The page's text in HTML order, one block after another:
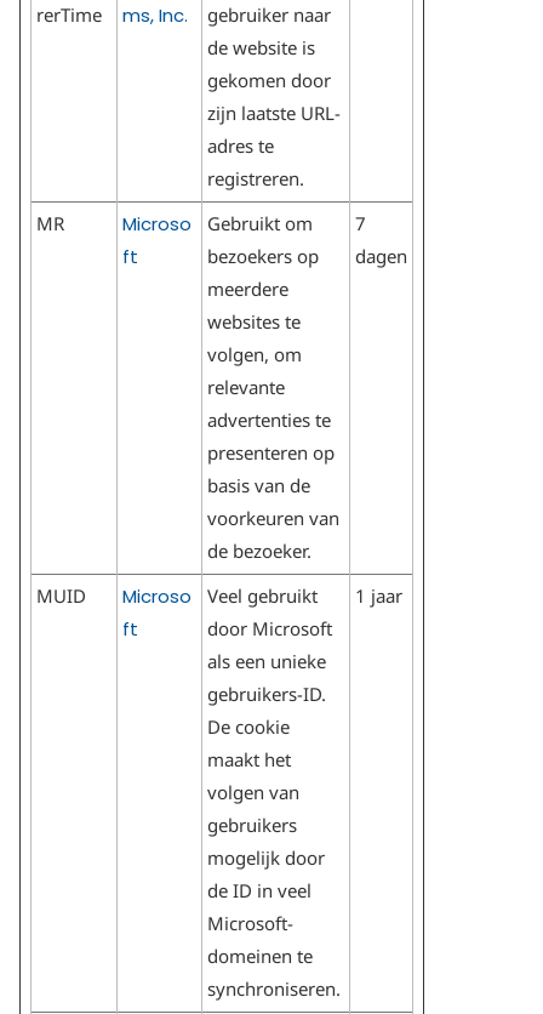
rerTime
ms, Inc.
gebruiker naar
de website is
gekomen door
zijn laatste URL-
adres te
registreren.
MR
Microso
ft
Gebruikt om
bezoekers op
meerdere
websites te
volgen, om
relevante
advertenties te
presenteren op
basis van de
voorkeuren van
de bezoeker.
7
dagen
MUID
Microso
ft
Veel gebruikt
door Microsoft
als een unieke
gebruikers-ID.
De cookie
maakt het
volgen van
gebruikers
mogelijk door
de ID in veel
Microsoft-
domeinen te
synchroniseren.
1 jaar